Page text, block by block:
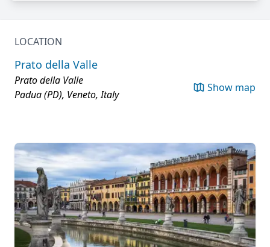
LOCATION
Prato della Valle
Prato della Valle
Padua (PD), Veneto, Italy
Show map